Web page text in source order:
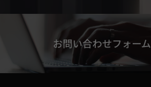
お問い合わせフォーム